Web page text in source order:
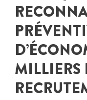
MILLIERS